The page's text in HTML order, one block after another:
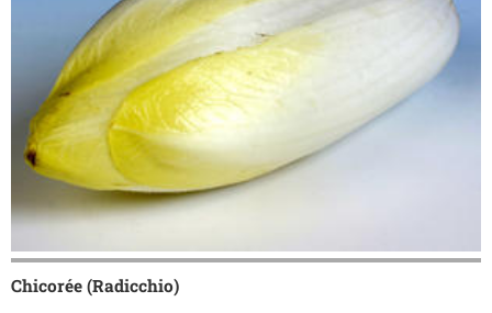
Chicorée (Radicchio)